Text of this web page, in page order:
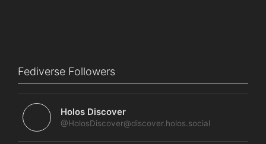
Fediverse Followers
Holos Discover
@HolosDiscover@discover.holos.social